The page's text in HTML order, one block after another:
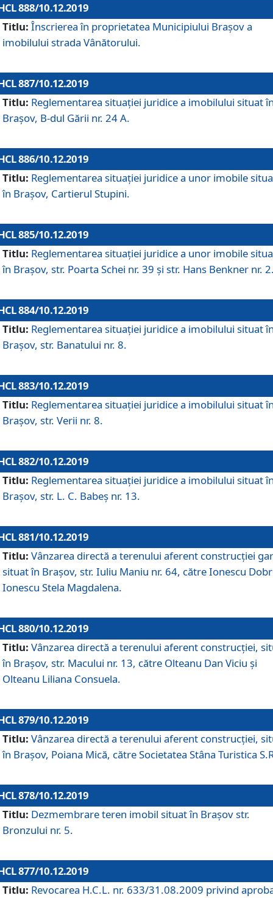
888/10.12.2019
Titlu: Înscrierea în proprietatea Municipiului Braşov a
imobilului strada Vânătorului.
887/10.12.2019
Titlu: Reglementarea situației juridice a imobilului situat
Brașov, B-dul Gării nr. 24 A.
886/10.12.2019
Titlu: Reglementarea situaţiei juridice a unor imobile
în Braşov, Cartierul Stupini.
885/10.12.2019
Titlu: Reglementarea situației juridice a unor imobile
în Brașov, str. Poarta Schei nr. 39 și str. Hans Benkner nr.
884/10.12.2019
Titlu: Reglementarea situației juridice a imobilului situat
Brașov, str. Banatului nr. 8.
883/10.12.2019
Titlu: Reglementarea situației juridice a imobilului situat
Brașov, str. Verii nr. 8.
882/10.12.2019
Titlu: Reglementarea situației juridice a imobilului situat
Brașov, str. L. C. Babeș nr. 13.
881/10.12.2019
Titlu: Vânzarea directă a terenului aferent construcției
situat în Brașov, str. Iuliu Maniu nr. 64, către Ionescu
Ionescu Stela Magdalena.
880/10.12.2019
Titlu: Vânzarea directă a terenului aferent construcției,
în Brașov, str. Macului nr. 13, către Olteanu Dan Viciu și
Olteanu Liliana Consuela.
879/10.12.2019
Titlu: Vânzarea directă a terenului aferent construcției,
în Brașov, Poiana Mică, către Societatea Stâna Turistica
878/10.12.2019
Titlu: Dezmembrare teren imobil situat în Brașov str.
Bronzului nr. 5.
877/10.12.2019
Titlu: Revocarea H.C.L. nr. 633/31.08.2009 privind